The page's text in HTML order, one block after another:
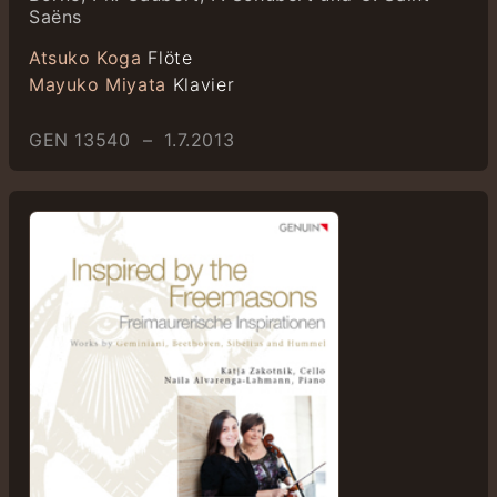
Saëns
Atsuko Koga Flöte
Mayuko Miyata Klavier
GEN 13540 – 1.7.2013